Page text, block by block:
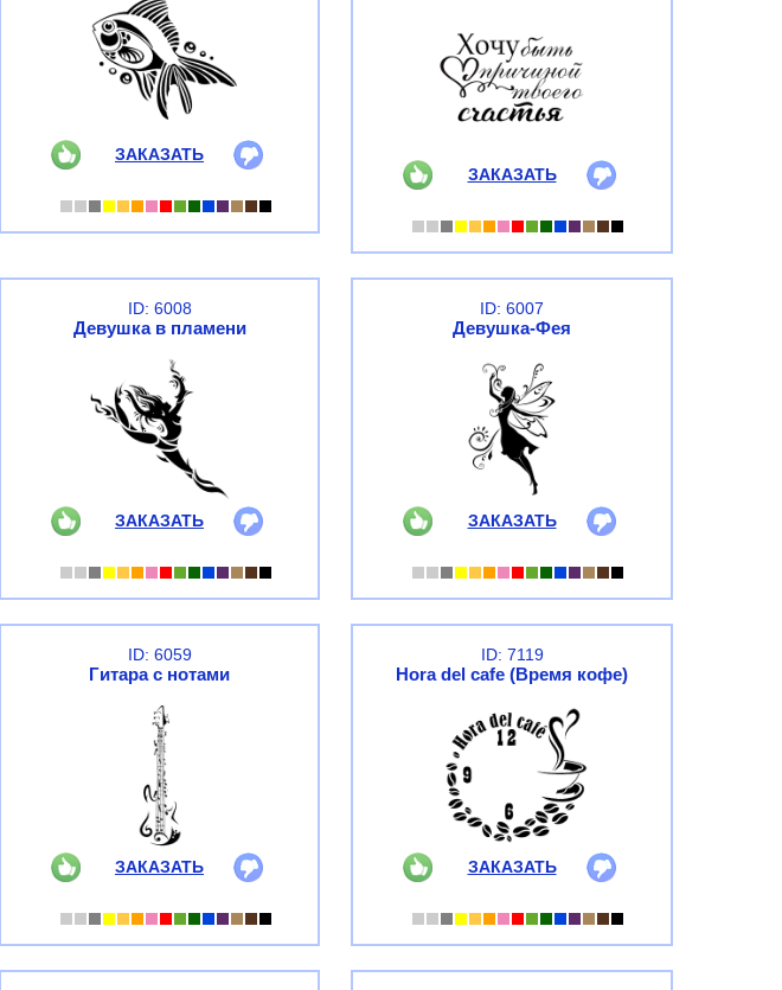
ЗАКАЗАТЬ
ЗАКАЗАТЬ
ID: 6008
Девушка в пламени
ЗАКАЗАТЬ
ID: 6007
Девушка-Фея
ЗАКАЗАТЬ
ID: 6059
Гитара с нотами
ЗАКАЗАТЬ
ID: 7119
Hora del cafe (Время кофе)
ЗАКАЗАТЬ